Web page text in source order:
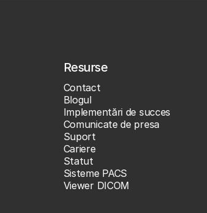
Resurse
Contact
Blogul
Implementări de succes
Comunicate de presa
Suport
Cariere
Statut
Sisteme PACS
Viewer DICOM